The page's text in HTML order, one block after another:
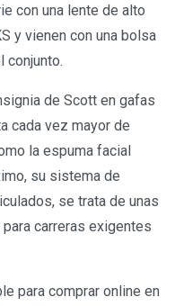
con una lente de alto
y vienen con una bolsa
conjunto.
de Scott en gafas
cada vez mayor de
la espuma facial
su sistema de
se trata de unas
carreras exigentes
para comprar online en